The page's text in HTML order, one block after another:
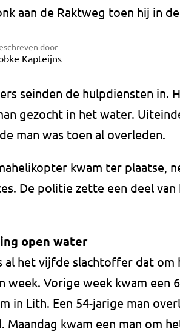
aan de Raktweg toen hij in
door
Kapteijns
seinden de hulpdiensten in.
gezocht in het water.
man was toen al overleden.
kwam ter plaatse,
De politie zette een deel
open water
al het vijfde slachtoffer dat
week. Vorige week kwam een
in Lith. Een 54-jarige man
Maandag kwam een man om